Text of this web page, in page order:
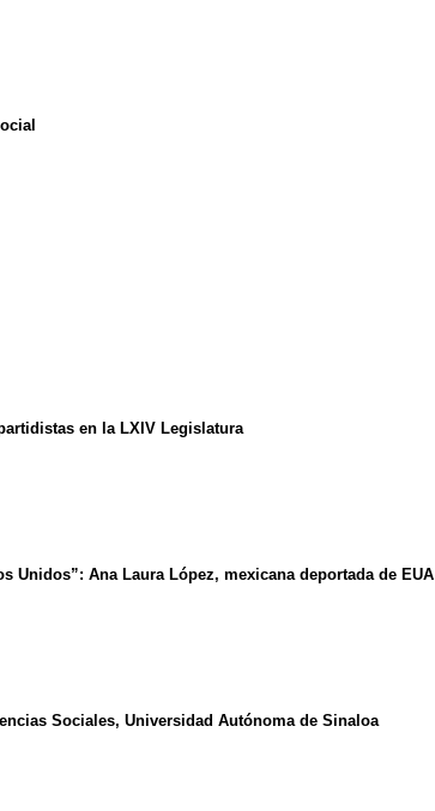
en la LXIV Legislatura
Unidos”: Ana Laura López, mexicana deportada de EUA
Sociales, Universidad Autónoma de Sinaloa